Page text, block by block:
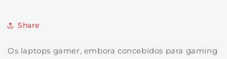
Share
Os laptops gamer, embora concebidos para gaming